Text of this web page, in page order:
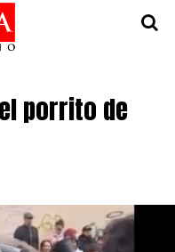
porrito de